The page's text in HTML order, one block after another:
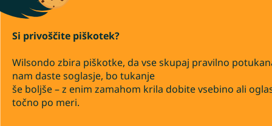
Si privoščite piškotek?
Wilsondo zbira piškotke, da vse skupaj pravilno
nam daste soglasje, bo tukanje
še boljše – z enim zamahom krila dobite vsebino ali
točno po meri.